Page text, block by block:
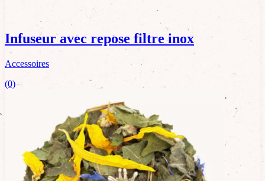
Infuseur avec repose filtre inox
Accessoires
(0)